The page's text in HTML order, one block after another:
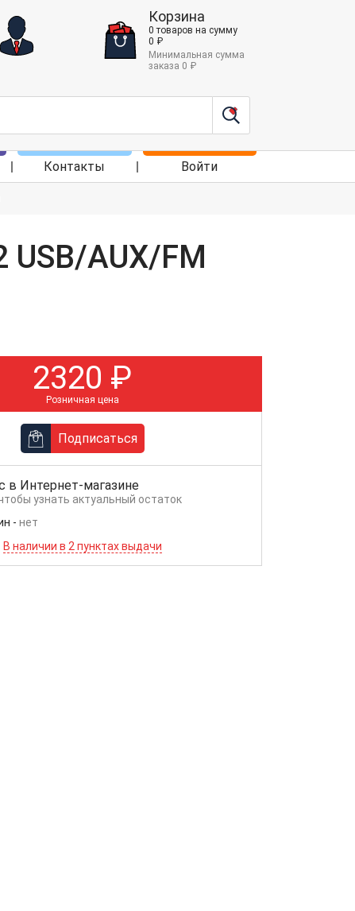
Корзина
0 товаров на сумму
0 ₽
Минимальная сумма
заказа 0 ₽
Контакты Войти
AUX/FM
2320 ₽
Розничная цена
Подписаться
в Интернет-магазине
узнать актуальный остаток
- нет
В наличии в 2 пунктах выдачи